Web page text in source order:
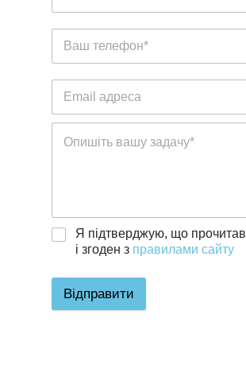
Я підтверджую, що прочитав
і згоден з правилами сайту
Відправити